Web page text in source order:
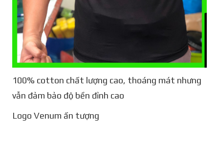
100% cotton chất lượng cao, thoáng mát nhưng
vẫn đảm bảo độ bền đỉnh cao
Logo Venum ấn tượng